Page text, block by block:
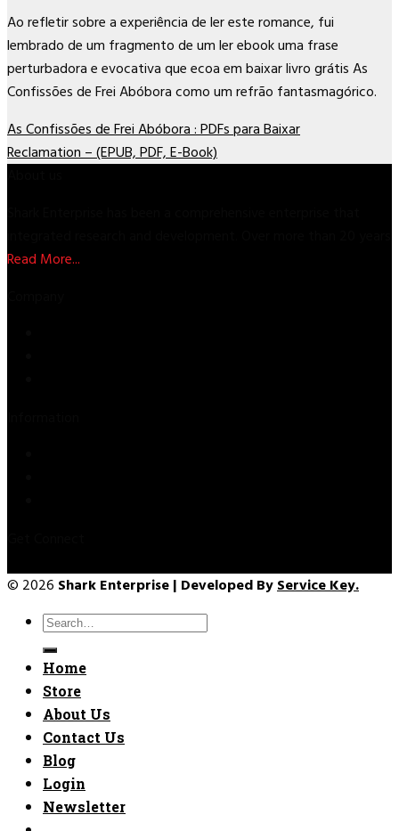
Ao refletir sobre a experiência de ler este romance, fui
lembrado de um fragmento de um ler ebook uma frase
perturbadora e evocativa que ecoa em baixar livro grátis As
Confissões de Frei Abóbora como um refrão fantasmagórico.
As Confissões de Frei Abóbora : PDFs para Baixar
Reclamation – (EPUB, PDF, E-Book)
Read More...
© 2026 Shark Enterprise | Developed ByService Key.
Search
for:
Home
Store
About Us
Contact Us
Blog
Login
Newsletter